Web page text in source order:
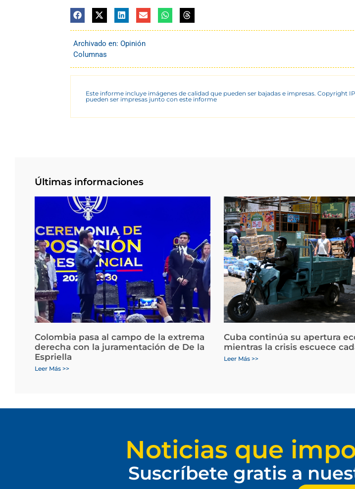
Archivado en: Opinión
Columnas
Este informe incluye imágenes de calidad que pueden ser bajadas e impresas. Copyright
pueden ser impresas junto con este informe
Últimas informaciones
Colombia pasa al campo de la extrema
derecha con la juramentación de De la
Espriella
Leer Más >>
Cuba continúa su apertura
mientras la crisis escuece
Leer Más >>
Noticias que
Suscríbete gratis a